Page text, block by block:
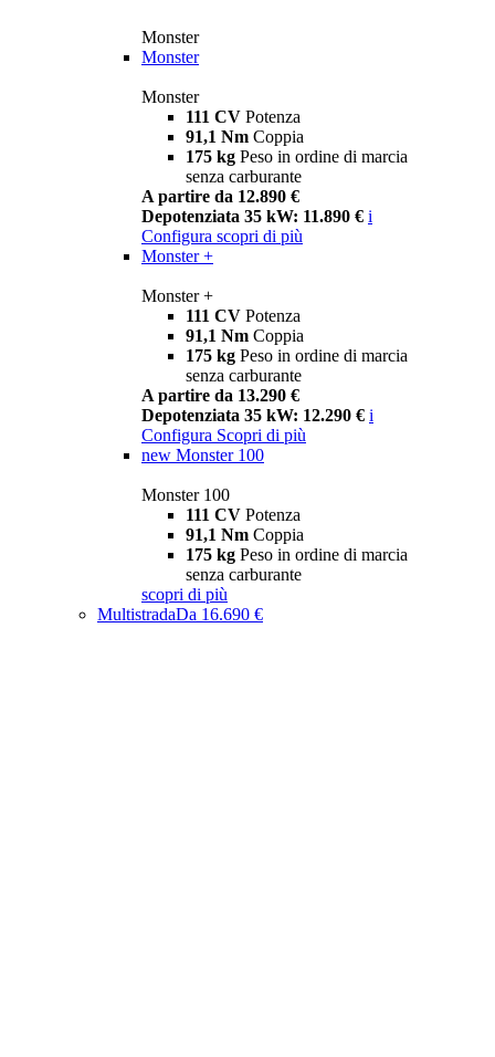
Monster
Monster
Monster
111 CV Potenza
91,1 Nm Coppia
175 kg Peso in ordine di marcia
senza carburante
A partire da 12.890 €
Depotenziata 35 kW: 11.890 € i
Configura scopri di più
Monster +
Monster +
111 CV Potenza
91,1 Nm Coppia
175 kg Peso in ordine di marcia
senza carburante
A partire da 13.290 €
Depotenziata 35 kW: 12.290 € i
Configura Scopri di più
new Monster 100
Monster 100
111 CV Potenza
91,1 Nm Coppia
175 kg Peso in ordine di marcia
senza carburante
scopri di più
MultistradaDa 16.690 €